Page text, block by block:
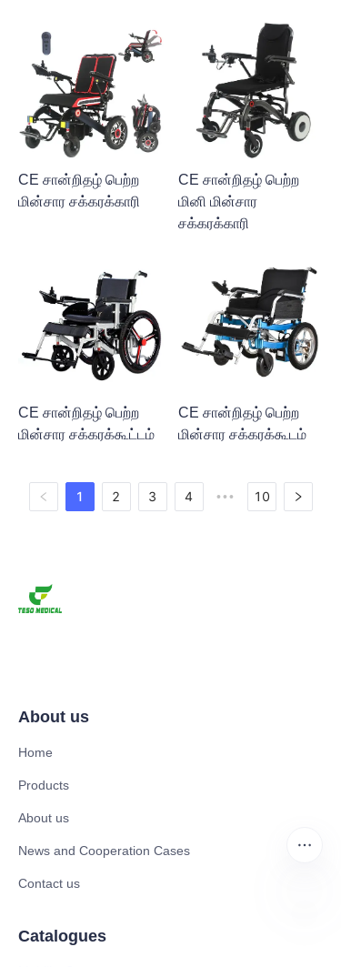
CE சான்றிதழ் பெற்ற
மின்சார சக்கரக்காரி
CE சான்றிதழ் பெற்ற
மினி மின்சார
சக்கரக்காரி
CE சான்றிதழ் பெற்ற
மின்சார சக்கரக்கூட்டம்
CE சான்றிதழ் பெற்ற
மின்சார சக்கரக்கூடம்
1 2 3 4 ••• 10
About us
Home
Products
About us
News and Cooperation Cases
Contact us
Catalogues
TAM